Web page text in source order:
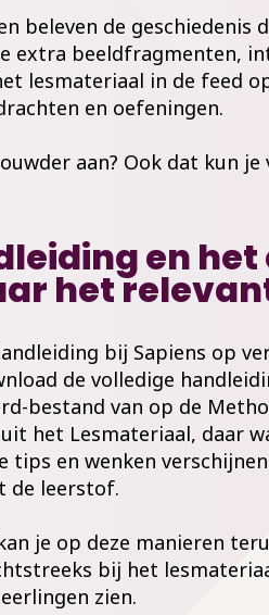
beleven de
extra beeldfragmenten,
lesmateriaal in de
en oefeningen.
aan? Ook dat kun
en
het
bij Sapiens op
de volledige
bestand van op de
het Lesmateriaal, daar
tips en wenken
de leerstof.
je op deze manieren
bij het
zien.